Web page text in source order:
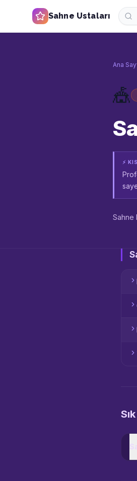
Sahne Ustaları
Ana
🎪
⚡
Sahne